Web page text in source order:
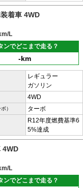
着車 4WD
L
ンでどこまで走る？
-km
レギュラー
ガソリン
4WD
） ターボ
R12年度燃費基準6
5%達成
4WD
L
ンでどこまで走る？